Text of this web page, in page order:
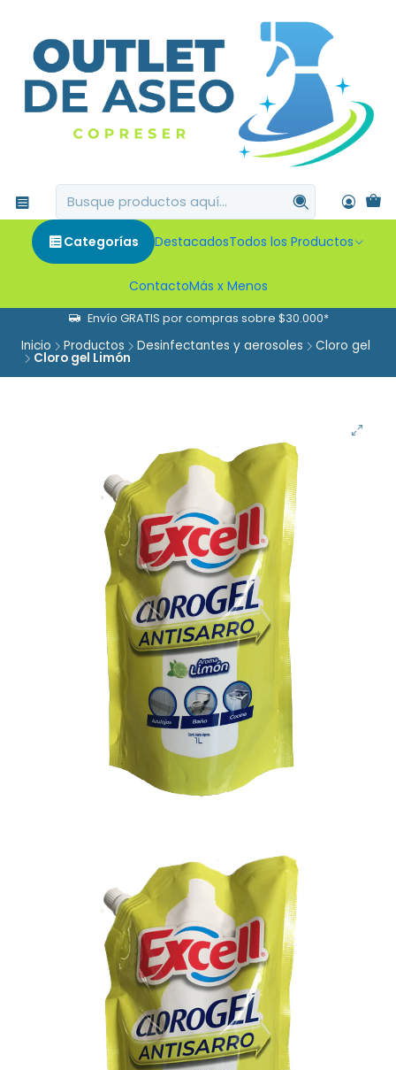
Categorías DestacadosTodos los Productos
ContactoMás x Menos
Envío GRATIS por compras sobre $30.000*
Inicio Productos Desinfectantes y aerosoles Cloro gel
Cloro gel Limón